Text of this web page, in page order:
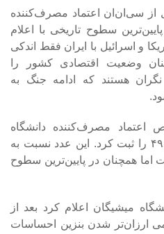
از سی‌ان‌ان اعتماد مصرف‌کننده
سطوح تاریخی با اعلام
و اسرائیل با ایران فقط اندکی
وضعیت اقتصادی کشور را
هستند که ادامه جنگ به
مصرف‌کننده دانشگاه
میشیگان در ماه آوریل عدد ۴۹.۸ را ثبت کرد. این عدد نسبت به
اما همچنان در پایین‌ترین سطوح
میشیگان اعلام کرد بعد از
ارزان‌تر شدن بنزین احساسات